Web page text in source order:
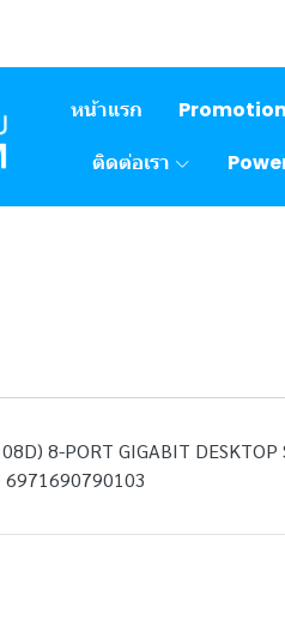
หน้าแรก Promotion
ติดต่อเรา
8-PORT GIGABIT DESKTOP